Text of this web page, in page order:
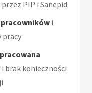
PIP i Sanepid
pracowników i
pracy
i brak konieczności